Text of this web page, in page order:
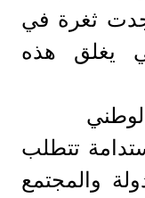
ثغرة في
يغلق هذه
تتطلب
والمجتمع